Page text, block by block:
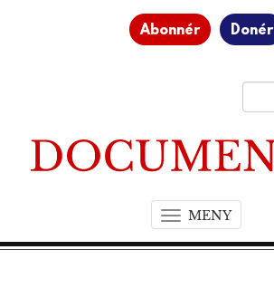
Abonnér Donér
MENYT
o